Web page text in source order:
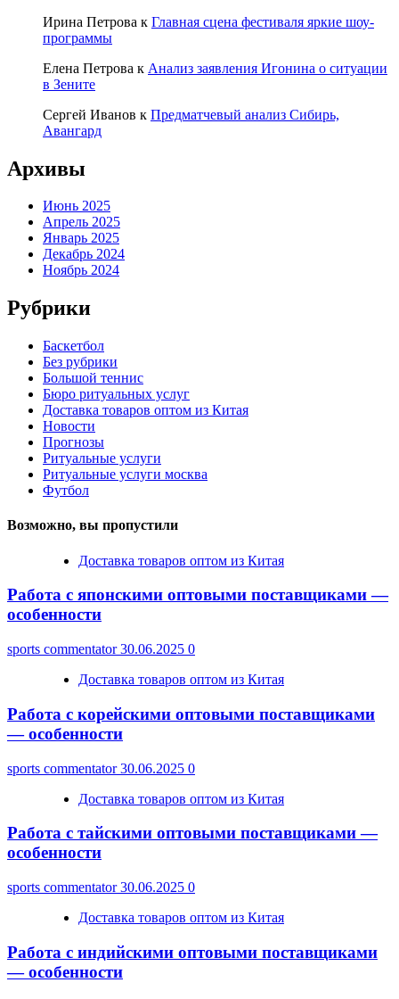
Ирина Петрова к Главная сцена фестиваля яркие шоу-
программы
Елена Петрова к Анализ заявления Игонина о ситуации
в Зените
Сергей Иванов к Предматчевый анализ Сибирь,
Авангард
Архивы
Июнь 2025
Апрель 2025
Январь 2025
Декабрь 2024
Ноябрь 2024
Рубрики
Баскетбол
Без рубрики
Большой теннис
Бюро ритуальных услуг
Доставка товаров оптом из Китая
Новости
Прогнозы
Ритуальные услуги
Ритуальные услуги москва
Футбол
Возможно, вы пропустили
Доставка товаров оптом из Китая
Работа с японскими оптовыми поставщиками —
особенности
sports commentator30.06.2025 0
Доставка товаров оптом из Китая
Работа с корейскими оптовыми поставщиками
— особенности
sports commentator30.06.2025 0
Доставка товаров оптом из Китая
Работа с тайскими оптовыми поставщиками —
особенности
sports commentator30.06.2025 0
Доставка товаров оптом из Китая
Работа с индийскими оптовыми поставщиками
— особенности